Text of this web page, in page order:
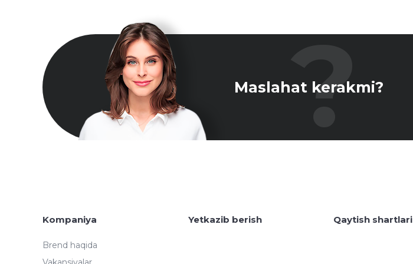
Maslahat kerakmi?
Kompaniya
Brend haqida
Yetkazib berish Qaytish shartlari